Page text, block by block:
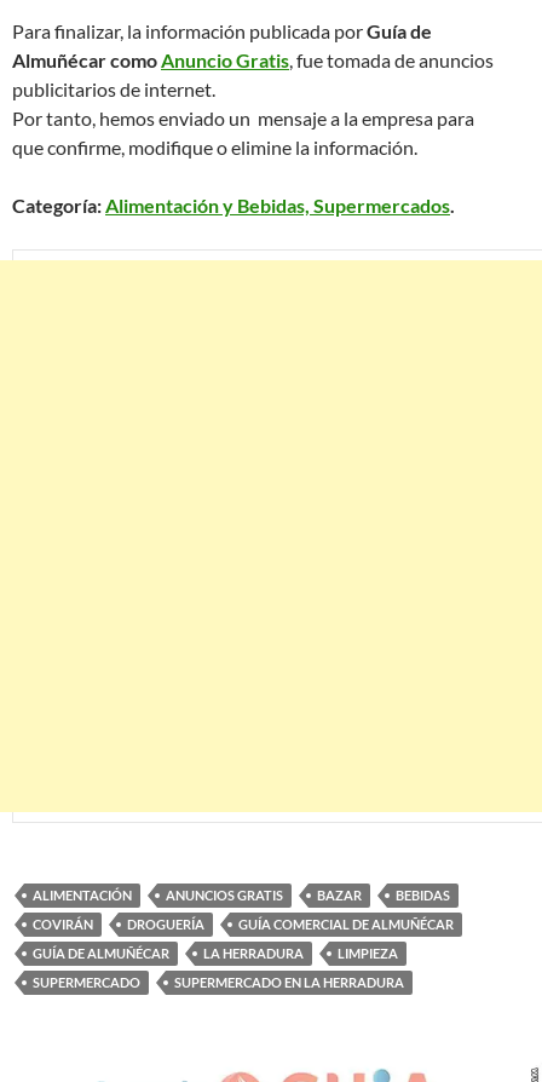
Para finalizar, la información publicada porGuía de
Almuñécar comoAnuncio Gratis, fue tomada de anuncios
publicitarios de internet.
Por tanto, hemos enviado un mensaje a la empresa para
que confirme, modifique o elimine la información.
Categoría:Alimentación y Bebidas, Supermercados.
ALIMENTACIÓN ANUNCIOS GRATIS BAZAR
BEBIDAS
COVIRÁN
DROGUERÍA
GUÍA COMERCIAL DE ALMUÑÉCAR
GUÍA DE ALMUÑÉCAR
LA HERRADURA
LIMPIEZA
SUPERMERCADO
SUPERMERCADO EN LA HERRADURA